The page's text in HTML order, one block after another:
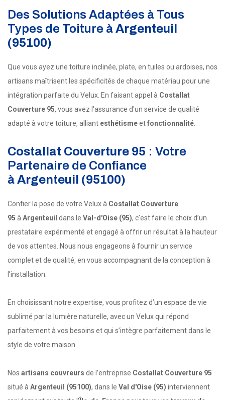
Des Solutions Adaptées à Tous
Types de Toiture àArgenteuil
(95100)
Que vous ayez une toiture inclinée, plate, en tuiles ou ardoises, nos
artisans maîtrisent les spécificités de chaque matériau pour une
intégration parfaite du Velux. En faisant appel à Costallat
Couverture 95, vous avez l'assurance d'un service de qualité
adapté à votre toiture, alliant esthétismeetfonctionnalité
Costallat Couverture 95 : Votre
Partenaire de Confiance
àArgenteuil (95100)
Confier la pose de votre Velux à Costallat Couverture
95 à Argenteuil dans le Val-d'Oise (95), c’est faire le choix d’un
prestataire expérimenté et engagé à offrir un résultat à la hauteur
de vos attentes. Nous nous engageons à fournir un service
complet et de qualité, en vous accompagnant de la conception à
l’installation.
En choisissant notre expertise, vous profitez d’un espace de vie
sublimé par la lumière naturelle, avec un Velux qui répond
parfaitement à vos besoins et qui s’intègre parfaitement dans le
style de votre maison.
Nos artisans couvreurs de l’entreprise Costallat Couverture 95
situé à Argenteuil (95100), dans le Val d'Oise (95) interviennent